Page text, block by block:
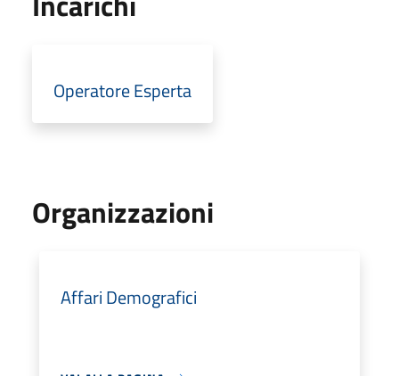
Operatore Esperta
Organizzazioni
Affari Demografici